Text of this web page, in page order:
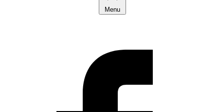
Menu